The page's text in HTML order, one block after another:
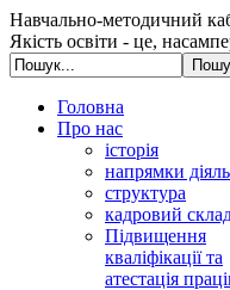
Навчально-методичний
Якість освіти - це,
Головна
Про нас
історія
напрямки
структура
кадровий
Підвищення
кваліфікації та
атестація